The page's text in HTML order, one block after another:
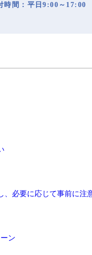
時間：平日9:00～17:00
、必要に応じて事前に注
ン